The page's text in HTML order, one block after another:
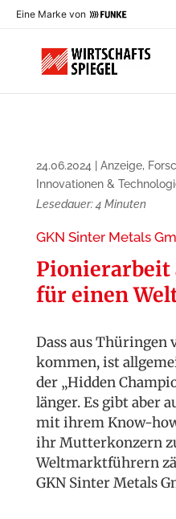
Eine Marke von
24.06.2024 Anzeige,
Innovationen &
Lesedauer: 4 Minuten
GKN Sinter Metals
Pionierarbeit
für einen
Dass aus Thüringen
kommen, ist
der „Hidden
länger. Es gibt aber
mit ihrem Know-
ihr Mutterkonzern
Weltmarktführern
GKN Sinter Metals